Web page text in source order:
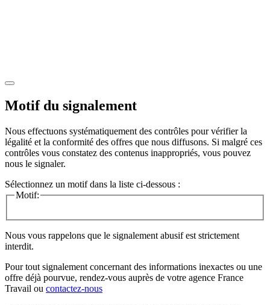
Motif du signalement
Nous effectuons systématiquement des contrôles pour vérifier la
légalité et la conformité des offres que nous diffusons. Si malgré ces
contrôles vous constatez des contenus inappropriés, vous pouvez
nous le signaler.
Sélectionnez un motif dans la liste ci-dessous :
Motif:
Nous vous rappelons que le signalement abusif est strictement
interdit.
Pour tout signalement concernant des informations inexactes ou une
offre déjà pourvue, rendez-vous auprès de votre agence France
Travail ou contactez-nous